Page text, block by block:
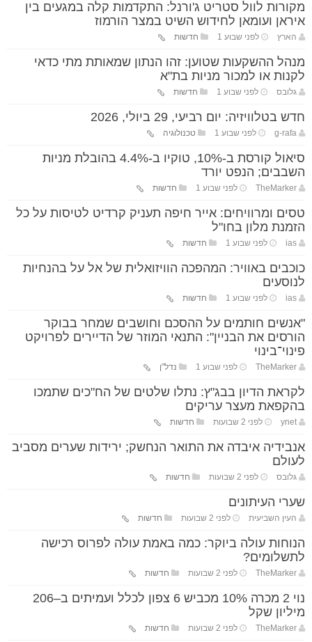
מקורות לוול סטריט ג'ורנל: התקדמות קלה במגעים בין
איראן ועומאן לחידוש השיט במצר הורמוז
הארץ לפני שבוע 1 חדשות
מנהל ההשקעות שטוען: זהו הנתון שמאותת מתי כדאי
לקנות או למכור מניות בת"א
גלובס לפני שבוע 1 חדשות
חדש בטלוויזיה: יום רביעי, 29 ביולי, 2026
g-rafa לפני שבוע 1 טכנולוגיה
סיאול קורסת ב-10%, טוקיו ב-4.4% בהובלת מניות
השבבים; הנפט יורד
TheMarker לפני שבוע 1 חדשות
טסים ומרוויחים: אייר חיפה תעניק קרדיט לטיסות על כל
הזמנת מלון בחו"ל
ias לפני שבוע 1 חדשות
כוכבים באוויר: המהפכה הוויזואלית של אל על בהנחיות
לנוסעים
ias לפני שבוע 1 חדשות
"אנשים חותמים על ההסכם וחושבים שמחר בבוקר
הורסים את הבניין": התנאי המוזר של הדיירים לפרויקט
פינוי־בינוי
TheMarker לפני שבוע 1 נדל"ן
לקראת הדיון בבג"ץ: נתלו שלטים של הח"כים שתמכו
בהקפאת מעצר עריקים
ynet לפני 2 שבועות חדשות
אנבידיה איבדה את התואר הנחשק; ירידות שערים מסביב
לעולם
גלובס לפני 2 שבועות חדשות
שערי העיתונים
העין השביעית לפני 2 שבועות חדשות
הנוחות עולה ביוקר: כמה באמת עולה לפרוס רכישה
לתשלומים?
TheMarker לפני 2 שבועות חדשות
נוי 2 מכרה 10% מכביש 6 צפון לכלל ועמיתים ב–206
מיליון שקל
TheMarker לפני 2 שבועות חדשות